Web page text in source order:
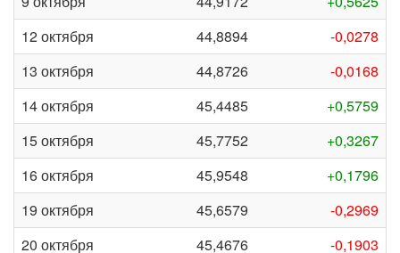
12 октября
44,8894
-0,0278
13 октября
44,8726
-0,0168
14 октября
45,4485
+0,5759
15 октября
45,7752
+0,3267
16 октября
45,9548
+0,1796
19 октября
45,6579
-0,2969
20 октября
45,4676
-0,1903